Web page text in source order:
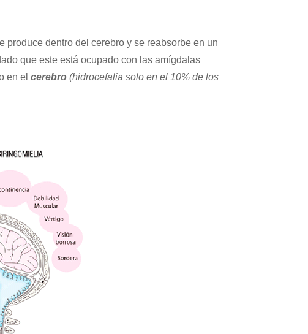
dentro del cerebro y se reabsorbe en un
que este está ocupado con las amígdalas
en elcerebro (hidrocefalia solo en el 10% de los